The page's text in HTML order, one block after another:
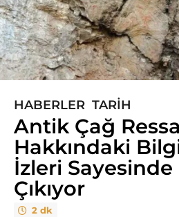
6
y
ı
l
ö
n
c
HABERLER ,TARIH
Antik Çağ
Hakkındaki
İzleri Sayesinde
Çıkıyor
2 dk